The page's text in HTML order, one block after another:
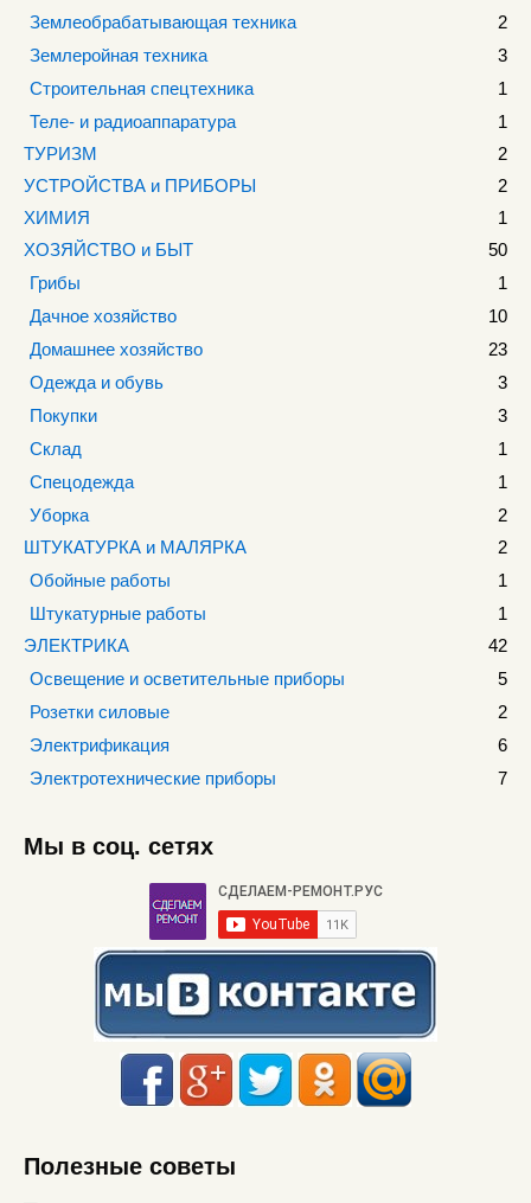
Землеобрабатывающая техника
2
Землеройная техника
3
Строительная спецтехника
1
Теле- и радиоаппаратура
1
ТУРИЗМ
2
УСТРОЙСТВА и ПРИБОРЫ
2
ХИМИЯ
1
ХОЗЯЙСТВО и БЫТ
50
Грибы
1
Дачное хозяйство
10
Домашнее хозяйство
23
Одежда и обувь
3
Покупки
3
Склад
1
Спецодежда
1
Уборка
2
ШТУКАТУРКА и МАЛЯРКА
2
Обойные работы
1
Штукатурные работы
1
ЭЛЕКТРИКА
42
Освещение и осветительные приборы
5
Розетки силовые
2
Электрификация
6
Электротехнические приборы
7
Мы в соц. сетях
Полезные советы